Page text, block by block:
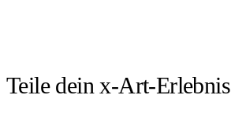
Teile dein x-Art-Erlebnis